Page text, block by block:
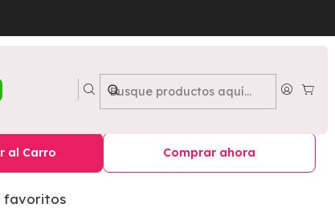
750 ML - PIELARMINA
Reparación
750 ML - PIELARMINA
al Carro Comprar ahora
favoritos